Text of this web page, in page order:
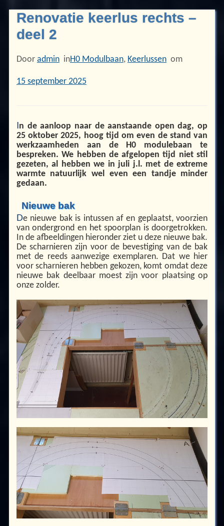
Renovatie keerlus rechts –
deel 2
Door admin inH0 Modulbaan, Keerlussen om
15 september 2025
n de aanloop naar de aanstaande open dag, op
25 oktober 2025, hoog tijd om even de stand van
werkzaamheden aan de H0 modulebaan te
bespreken. We hebben de afgelopen tijd niet stil
gezeten, al hebben we in juli j.l. met de extreme
warmte natuurlijk wel even een tandje minder
gedaan.
Nieuwe bak
De nieuwe bak is intussen af en geplaatst, voorzien
van ondergrond en het spoorplan is doorgetrokken.
In de afbeeldingen hieronder ziet u deze nieuwe bak.
De scharnieren zijn voor de bevestiging van de bak
met de reeds aanwezige exemplaren. Dat we hier
voor scharnieren hebben gekozen, komt omdat deze
nieuwe bak deelbaar moest zijn voor plaatsing op
onze zolder.